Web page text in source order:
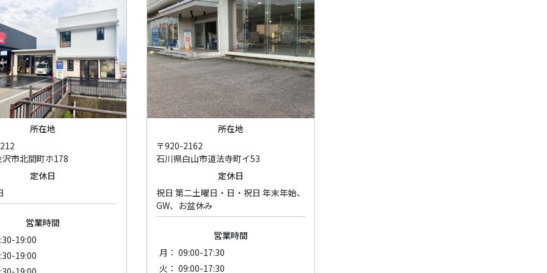
所在地
市北間町ホ178
定休日
営業時間
19:00
19:00
所在地
〒920-2162
石川県白山市道法寺町イ53
定休日
祝日 第二土曜日・日・祝日 年末年始、
GW、お盆休み
営業時間
月： 09:00-17:30
火： 09:00-17:30